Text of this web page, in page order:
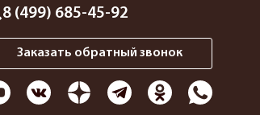
8 (499) 685-45-92
Заказать обратный звонок